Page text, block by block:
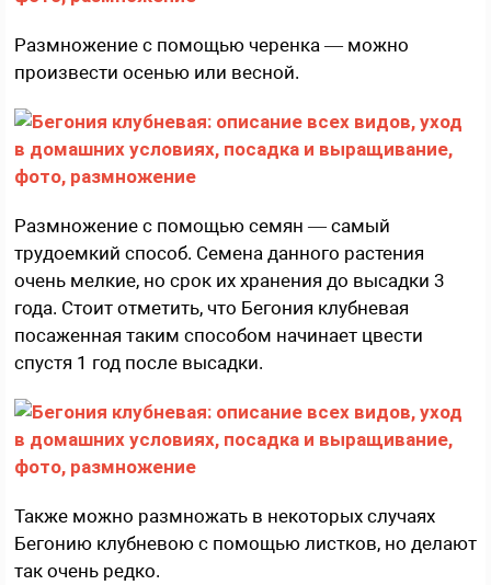
Размножение с помощью черенка — можно
произвести осенью или весной.
Размножение с помощью семян — самый
трудоемкий способ. Семена данного растения
очень мелкие, но срок их хранения до высадки 3
года. Стоит отметить, что Бегония клубневая
посаженная таким способом начинает цвести
спустя 1 год после высадки.
Также можно размножать в некоторых случаях
Бегонию клубневою с помощью листков, но делают
так очень редко.